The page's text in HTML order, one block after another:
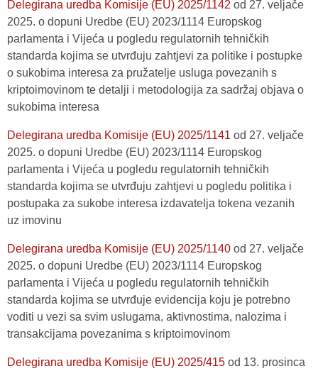
Delegirana uredba Komisije (EU) 2025/1142 оd 27. veljače
2025. o dopuni Uredbe (EU) 2023/1114 Europskog
parlamenta i Vijeća u pogledu regulatornih tehničkih
standarda kojima se utvrđuju zahtjevi za politike i postupke
o sukobima interesa za pružatelje usluga povezanih s
kriptoimovinom te detalji i metodologija za sadržaj objava o
sukobima interesa
Delegirana uredba Komisije (EU) 2025/1141 оd 27. veljače
2025. o dopuni Uredbe (EU) 2023/1114 Europskog
parlamenta i Vijeća u pogledu regulatornih tehničkih
standarda kojima se utvrđuju zahtjevi u pogledu politika i
postupaka za sukobe interesa izdavatelja tokena vezanih
uz imovinu
Delegirana uredba Komisije (EU) 2025/1140 оd 27. veljače
2025. o dopuni Uredbe (EU) 2023/1114 Europskog
parlamenta i Vijeća u pogledu regulatornih tehničkih
standarda kojima se utvrđuje evidencija koju je potrebno
voditi u vezi sa svim uslugama, aktivnostima, nalozima i
transakcijama povezanima s kriptoimovinom
Delegirana uredba Komisije (EU) 2025/415 оd 13. prosinca